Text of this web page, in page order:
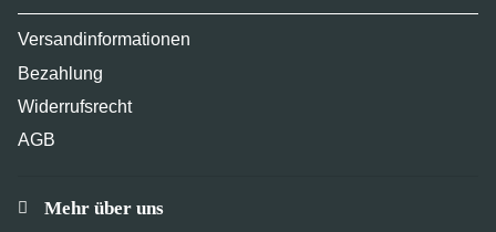
Versandinformationen
Bezahlung
Widerrufsrecht
AGB
Mehr über uns